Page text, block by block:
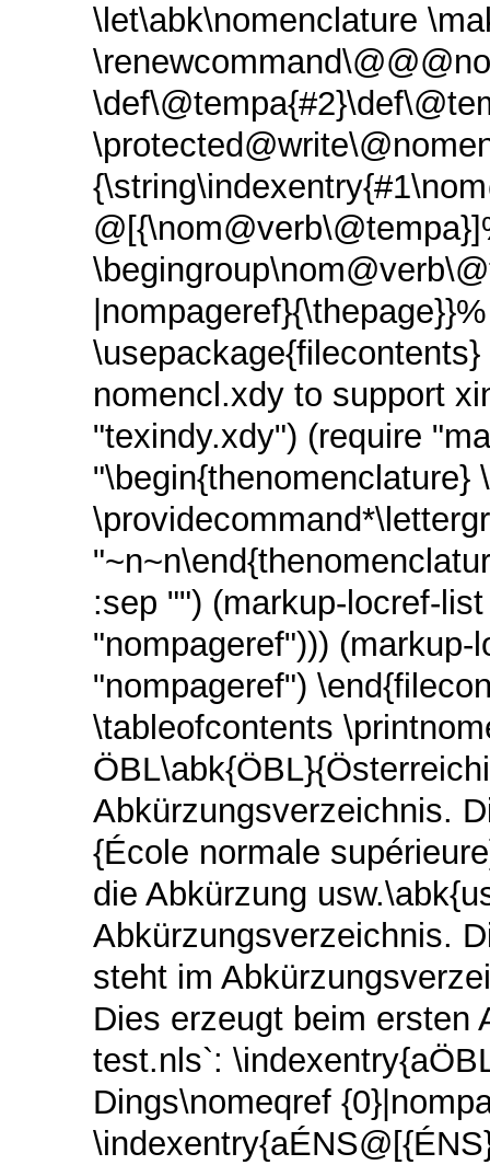
\let\abk\nomenclature
nomencl.xdy to support
"texindy.xdy") (require
"\begin{thenomenclature}
:sep "") (markup-locref-
"nompageref")))
"nompageref")
\tableofcontents
Abkürzungsverzeichnis.
{École normale
die Abkürzung
Abkürzungsverzeichnis.
steht im
Dies erzeugt beim ersten
test.nls`:
Dings\nomeqref